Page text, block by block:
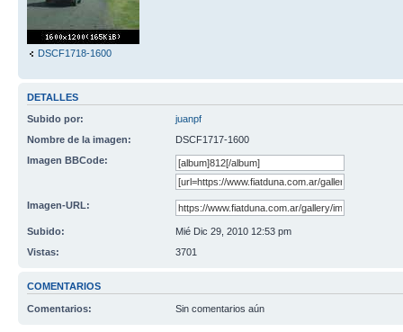
DSCF1718-1600
DETALLES
Subido por:
juanpf
Nombre de la imagen:
DSCF1717-1600
Imagen BBCode:
Imagen-URL:
Subido:
Mié Dic 29, 2010 12:53 pm
Vistas:
3701
COMENTARIOS
Comentarios: Sin comentarios aún